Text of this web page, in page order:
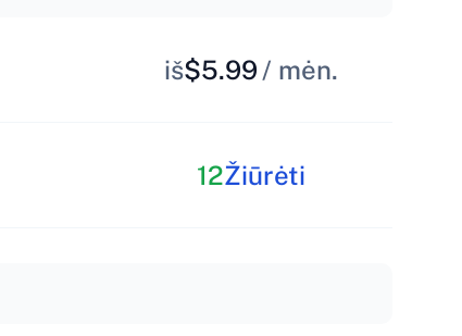
iš$5.99 / mėn.
12Žiūrėti